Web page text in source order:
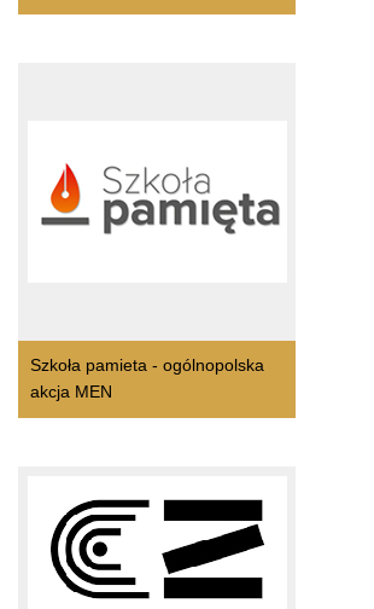
Szkoła pamieta - ogólnopolska
akcja MEN